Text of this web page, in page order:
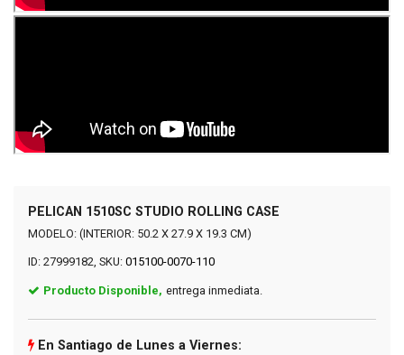
PELICAN 1510SC STUDIO ROLLING CASE
MODELO: (INTERIOR: 50.2 X 27.9 X 19.3 CM)
ID: 27999182, SKU: 015100-0070-110
Producto Disponible, entrega inmediata.
En Santiago de Lunes a Viernes: